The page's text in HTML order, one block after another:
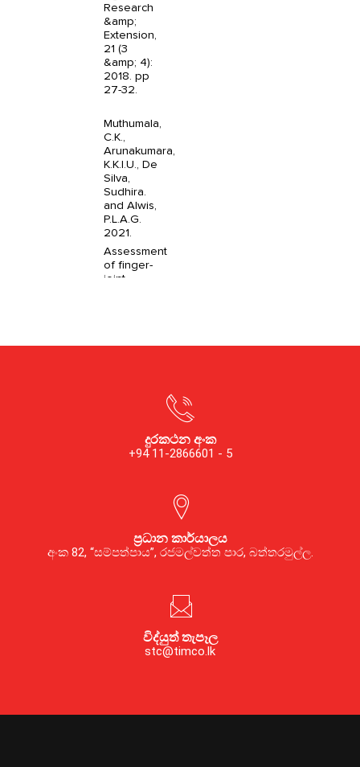
දුරකථන අංක
+94 11-2866601 - 5
ප්‍රධාන කාර්යාලය
අංක 82, “සම්පත්පාය”, රජමල්වත්ත පාර, බත්තරමුල්ල.
විද්යුත් තැපෑල
stc@timco.lk